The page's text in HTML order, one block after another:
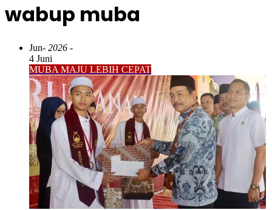
wabup muba
Jun- 2026 -
4 Juni
MUBA MAJU LEBIH CEPAT